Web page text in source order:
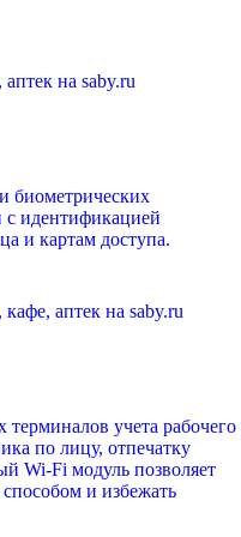
биометрических
с идентификацией
и картам доступа.
учета рабочего
по лицу, отпечатку
Wi-Fi модуль позволяет
и избежать